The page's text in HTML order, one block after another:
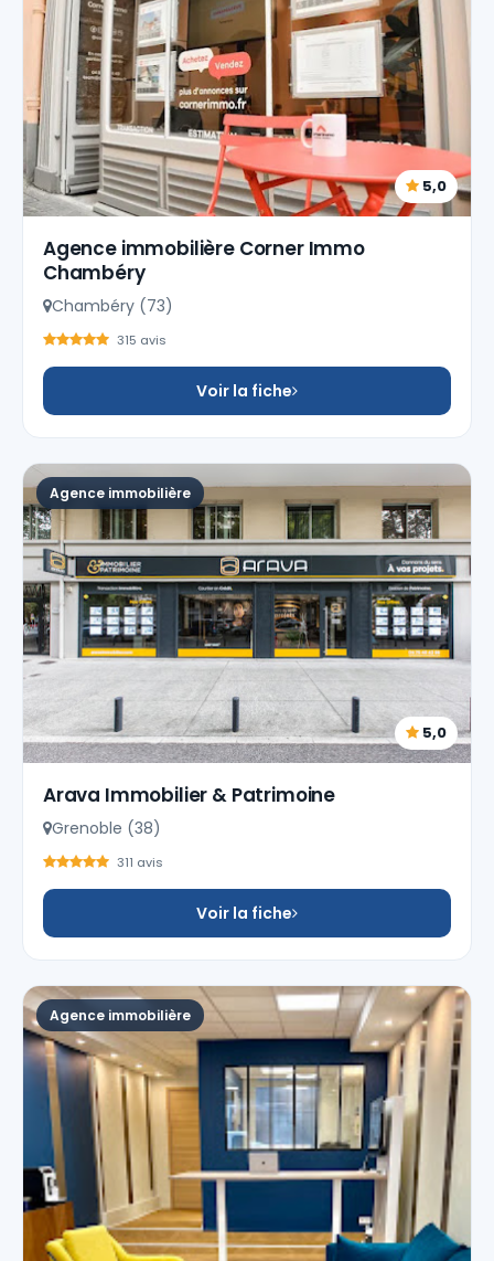
5,0
Agence immobilière Corner Immo
Chambéry
Chambéry (73)
315 avis
Voir la fiche
Agence immobilière
5,0
Arava Immobilier & Patrimoine
Grenoble (38)
311 avis
Voir la fiche
Agence immobilière